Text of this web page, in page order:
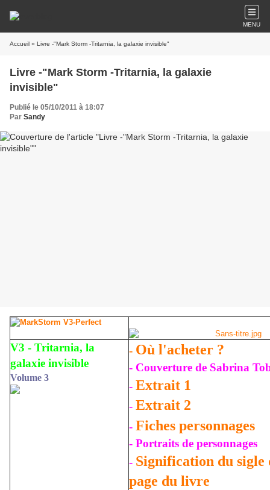
MENU
Accueil » Livre -"Mark Storm -Tritarnia, la galaxie invisible"
Livre -"Mark Storm -Tritarnia, la galaxie
invisible"
Publié le 05/10/2011 à 18:07
Par Sandy
V3 - Tritarnia, la
galaxie invisible
Volume 3
- Où l'acheter ?
- Couverture de Sabrina
- Extrait 1
- Extrait 2
- Fiches personnages
- Portraits de personnages
- Signification du sigle
page du livre